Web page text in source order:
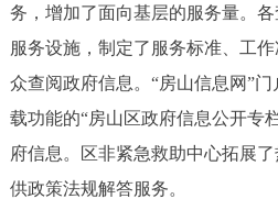
务，增加了面向基层的服务量。
服务设施，制定了服务标准、工
众查阅政府信息。“房山信息网”
载功能的“房山区政府信息公开专
府信息。区非紧急救助中心拓展
供政策法规解答服务。